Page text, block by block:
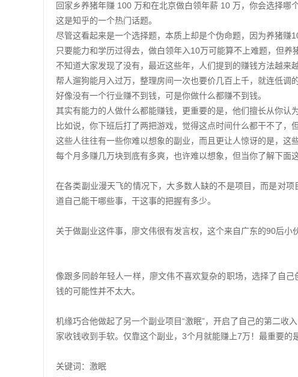
回家乡养猪年赚 100 万和在北京做白领年薪 10 万，你会选择哪个
这是知乎的一个热门话题。
尽管这看起来是一个选择题，本质上却是个伪命题，因为养猪赚
只要能力和学历过得去，做白领年入10万可能算不上难题，但养
不知道大家发现了没有，最近这些年，人们提到的赚钱方法越来
帮人遛狗能月入过万，整理房间一次也要价几百上千，就连低调
好像没有一个行业赚不到钱，可是你做什么都赚不到钱。
其实有能力的人做什么都能赚钱，更重要的是，他们擅长从你认
比如说，你下班后打了两把游戏，觉得这点时间什么都干不了，
这些人往往有一些你难以想象的副业，而且更让人惊讶的是，这
每个月多赚几万块到底有多爽，也许难以想象，但当你了解下面
在各类副业漫天飞的情况下，大多数人缺的不是项目，而是对
道自己能干哪些事，干这事的把握有多少。
关于做副业这件事，廖文伟很有发言权，这个来自广东的90后小
像跟多同龄年轻人一样，廖文伟不喜欢复杂的职场，选择了自
钱的可能性并不太大。
机缘巧合他做起了另一个副业项目“激眠”，开启了自己的第二收
家收钱收到手软。仅靠这个副业，3个月就能赚上7万！最重要的
关键词：激眠